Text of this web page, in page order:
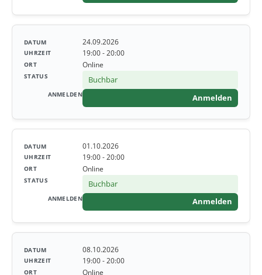
24.09.2026
19:00 - 20:00
Online
Buchbar
Anmelden
01.10.2026
19:00 - 20:00
Online
Buchbar
Anmelden
08.10.2026
19:00 - 20:00
Online